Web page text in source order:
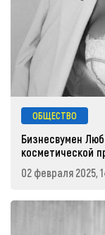
ОБЩЕСТВО
Бизнесвумен
косметической
02 февраля 2025,